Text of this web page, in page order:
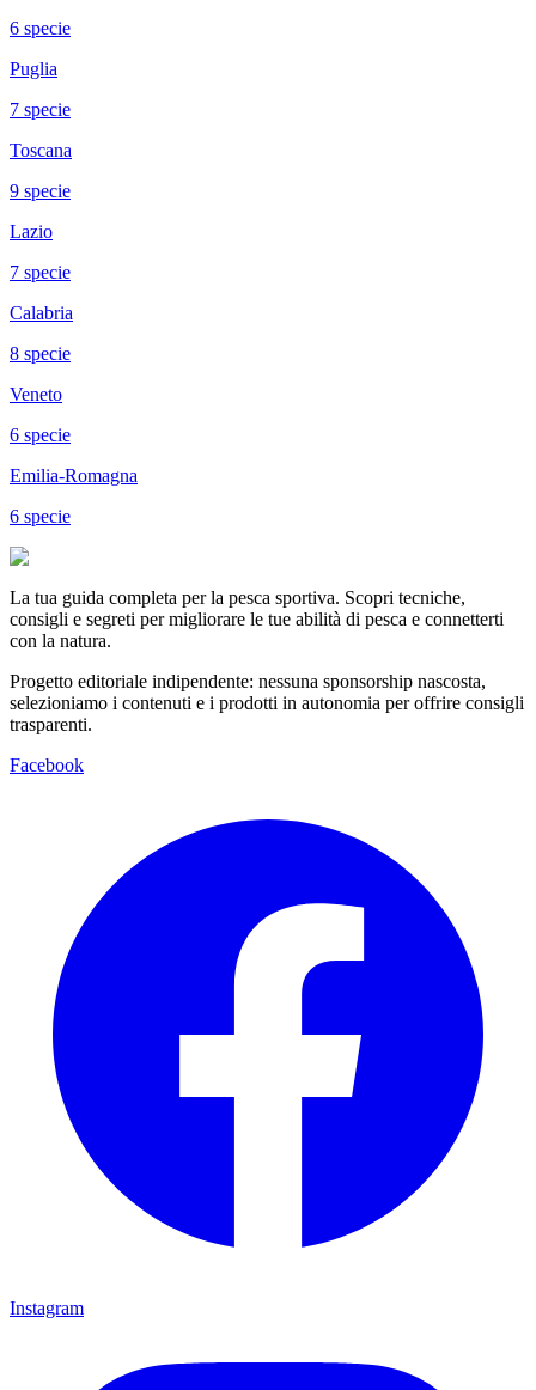
6 specie
Puglia
7 specie
Toscana
9 specie
Lazio
7 specie
Calabria
8 specie
Veneto
6 specie
Emilia-Romagna
6 specie
La tua guida completa per la pesca sportiva. Scopri tecniche,
consigli e segreti per migliorare le tue abilità di pesca e connetterti
con la natura.
Progetto editoriale indipendente: nessuna sponsorship nascosta,
selezioniamo i contenuti e i prodotti in autonomia per offrire consigli
trasparenti.
Facebook
Instagram